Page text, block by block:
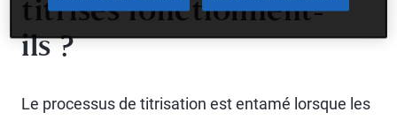
titrisés fonctionnent-
ils ?
Le processus de titrisation est entamé lorsque les